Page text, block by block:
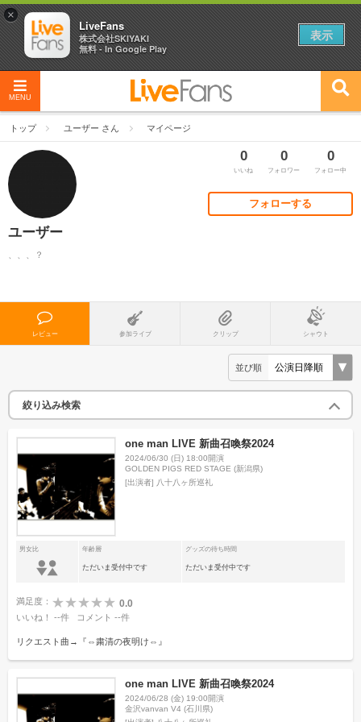
MENU
トップ ユーザー さん マイページ
0
いいね
0
フォロワー
0
フォロー中
フォローする
ユーザー
、、、？
レビュー 参加ライブ クリップ シャウト
並び順
絞り込み検索
one man LIVE 新曲召喚祭2024
2024/06/30 (日) 18:00開演
GOLDEN PIGS RED STAGE (新潟県)
[出演者] 八十八ヶ所巡礼
男女比 年齢層 グッズの待ち時間
ただいま受付中です ただいま受付中です
満足度： 0.0
いいね！ --件 コメント --件
リクエスト曲→『⇔粛清の夜明け⇔』
one man LIVE 新曲召喚祭2024
2024/06/28 (金) 19:00開演
金沢vanvan V4 (石川県)
×
LiveFans
株式会社SKIYAKI
無料 - In Google Play
表示